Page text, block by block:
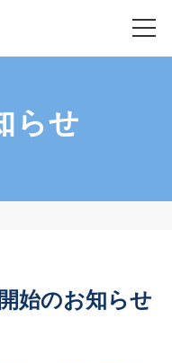
内
て
らせ
始のお知らせ